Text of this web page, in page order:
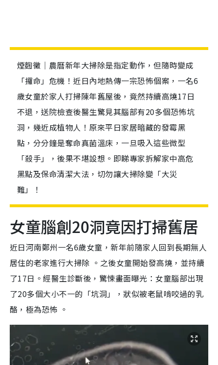
煙麴黴｜農曆新年大掃除是指定動作，但隨時變成
「攞命」危機！近日內地熱傳一宗恐怖個案，一名6
歲女童於家人打掃陳年舊屋後，竟然持續高燒17日
不退，送院檢查後醫生驚見其腦部有20多個恐怖坑
洞，幾近成植物人！原來平日家居暗藏的發霉黑
點，分分鐘是奪命真菌溫床，一旦吸入這些微型
「殺手」，後果不堪設想。即睇專家拆解家中高危
黑點及保命清潔大法，切勿讓大掃除變「大災
難」！
女童腦創20洞竟因打掃舊居
近日河南鄭州一名6歲女童，新年前隨家人回到長期無人
居住的老家進行大掃除 。之後女童開始發高燒，並持續
了17日。經醫生診斷後，驚悚畫面曝光：女童腦部出現
了20多個大小不一的「坑洞」，狀似被老鼠啃咬過的乳
酪，極為恐怖 。